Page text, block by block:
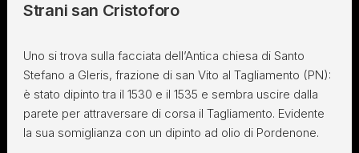
Strani san Cristoforo
Uno si trova sulla facciata dell’Antica chiesa di Santo
Stefano a Gleris, frazione di san Vito al Tagliamento (PN):
è stato dipinto tra il 1530 e il 1535 e sembra uscire dalla
parete per attraversare di corsa il Tagliamento. Evidente
la sua somiglianza con un dipinto ad olio di Pordenone.